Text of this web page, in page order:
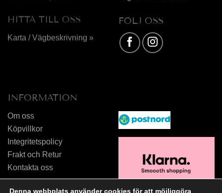
HITTA TILL OSS
Karta / Vägbeskrivning »
FÖLJ OSS
INFORMATION
Om oss
Köpvillkor
Integritetspolicy
Frakt och Retur
Kontakta oss
Denna webbplats använder cookies för att möjliggöra